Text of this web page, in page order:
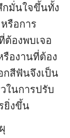
มั่นใจขึ้นทั้ง
รือการ
ต้องพบเจอ
องานที่ต้อง
สีฟันจึงเป็น
ในการปรับ
ยิ่งขึ้น